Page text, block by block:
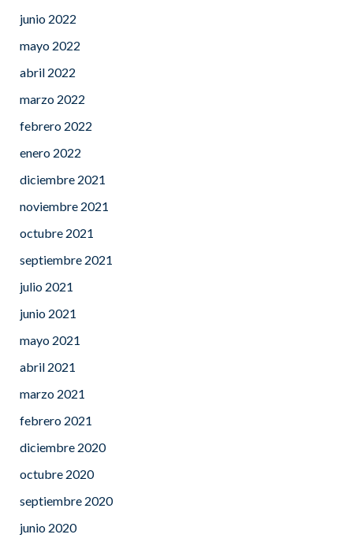
junio 2022
mayo 2022
abril 2022
marzo 2022
febrero 2022
enero 2022
diciembre 2021
noviembre 2021
octubre 2021
septiembre 2021
julio 2021
junio 2021
mayo 2021
abril 2021
marzo 2021
febrero 2021
diciembre 2020
octubre 2020
septiembre 2020
junio 2020